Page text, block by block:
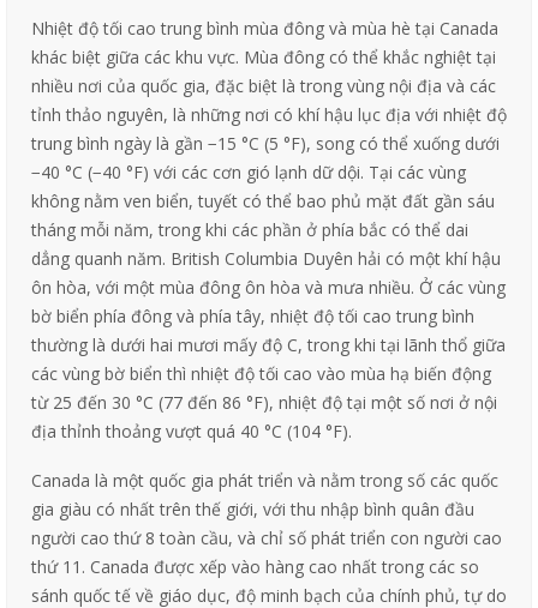
Nhiệt độ tối cao trung bình mùa đông và mùa hè tại Canada
khác biệt giữa các khu vực. Mùa đông có thể khắc nghiệt tại
nhiều nơi của quốc gia, đặc biệt là trong vùng nội địa và các
tỉnh thảo nguyên, là những nơi có khí hậu lục địa với nhiệt độ
trung bình ngày là gần −15 °C (5 °F), song có thể xuống dưới
−40 °C (−40 °F) với các cơn gió lạnh dữ dội. Tại các vùng
không nằm ven biển, tuyết có thể bao phủ mặt đất gần sáu
tháng mỗi năm, trong khi các phần ở phía bắc có thể dai
dẳng quanh năm. British Columbia Duyên hải có một khí hậu
ôn hòa, với một mùa đông ôn hòa và mưa nhiều. Ở các vùng
bờ biển phía đông và phía tây, nhiệt độ tối cao trung bình
thường là dưới hai mươi mấy độ C, trong khi tại lãnh thổ giữa
các vùng bờ biển thì nhiệt độ tối cao vào mùa hạ biến động
từ 25 đến 30 °C (77 đến 86 °F), nhiệt độ tại một số nơi ở nội
địa thỉnh thoảng vượt quá 40 °C (104 °F).
Canada là một quốc gia phát triển và nằm trong số các quốc
gia giàu có nhất trên thế giới, với thu nhập bình quân đầu
người cao thứ 8 toàn cầu, và chỉ số phát triển con người cao
thứ 11. Canada được xếp vào hàng cao nhất trong các so
sánh quốc tế về giáo dục, độ minh bạch của chính phủ, tự do